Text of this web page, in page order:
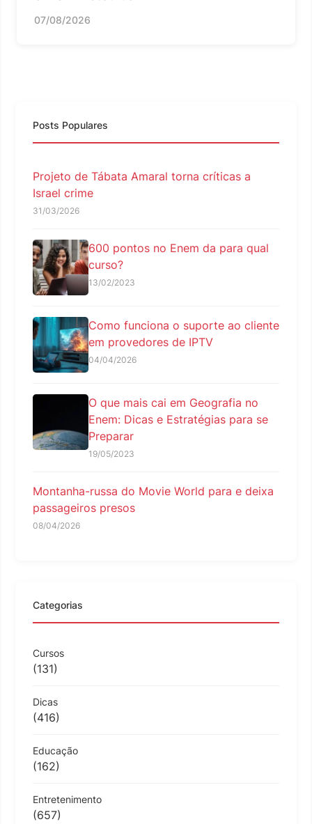
07/08/2026
Posts Populares
Projeto de Tábata Amaral torna críticas a
Israel crime
31/03/2026
600 pontos no Enem da para qual
curso?
13/02/2023
Como funciona o suporte ao cliente
em provedores de IPTV
04/04/2026
O que mais cai em Geografia no
Enem: Dicas e Estratégias para se
Preparar
19/05/2023
Montanha-russa do Movie World para e deixa
passageiros presos
08/04/2026
Categorias
Cursos
(131)
Dicas
(416)
Educação
(162)
Entretenimento
(657)